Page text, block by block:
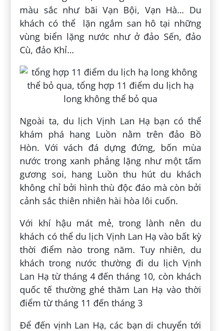
màu sắc như bãi Vạn Bội, Vạn Hà… Du
khách có thể lặn ngắm san hô tại những
vùng biển lặng nước như ở đảo Sến, đảo
Cù, đảo Khỉ…
Ngoài ta, du lịch Vịnh Lan Hạ bạn có thể
khám phá hang Luồn nằm trên đảo Bồ
Hòn. Với vách đá dựng đứng, bốn mùa
nước trong xanh phẳng lặng như một tấm
gương soi, hang Luồn thu hút du khách
không chỉ bởi hình thù độc đáo mà còn bởi
cảnh sắc thiên nhiên hài hòa lôi cuốn.
Với khí hậu mát mẻ, trong lành nên du
khách có thể du lịch Vịnh Lan Hạ vào bất kỳ
thời điểm nào trong năm. Tuy nhiên, du
khách trong nước thường đi du lịch Vịnh
Lan Hạ từ tháng 4 đến tháng 10, còn khách
quốc tế thường ghé thăm Lan Hạ vào thời
điểm từ tháng 11 đến tháng 3
Để đến vịnh Lan Hạ, các bạn di chuyển tới